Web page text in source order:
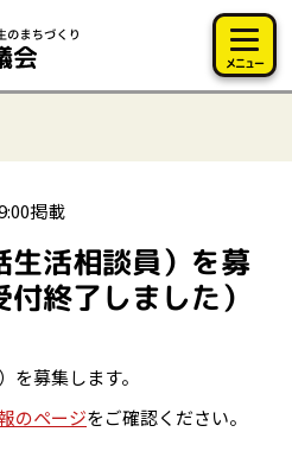
メニュー
掲載
生活相談員）を募
終了しました）
）を募集します。
のページをご確認ください。